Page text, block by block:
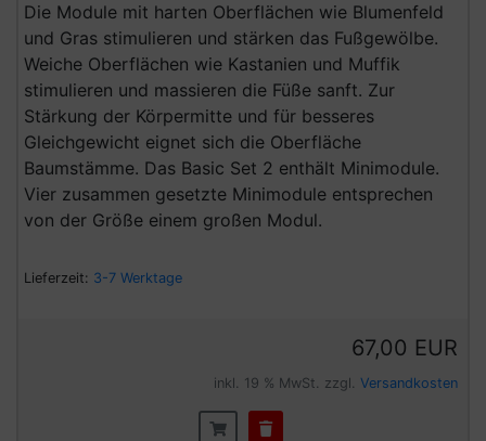
Die Module mit harten Oberflächen wie Blumenfeld
und Gras stimulieren und stärken das Fußgewölbe.
Weiche Oberflächen wie Kastanien und Muffik
stimulieren und massieren die Füße sanft. Zur
Stärkung der Körpermitte und für besseres
Gleichgewicht eignet sich die Oberfläche
Baumstämme. Das Basic Set 2 enthält Minimodule.
Vier zusammen gesetzte Minimodule entsprechen
von der Größe einem großen Modul.
Lieferzeit: 3-7 Werktage
67,00 EUR
inkl. 19 % MwSt. zzgl. Versandkosten